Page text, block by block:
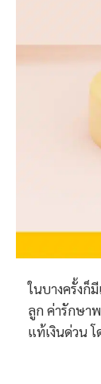
ในบางครั้งก็
ลูก ค่ารักษา
แท้เงินด่วน